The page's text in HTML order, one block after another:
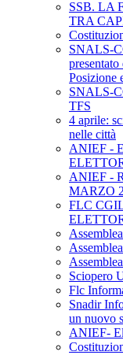
SSB. LA
TRA
SNALS-
Posizione
SNALS-
TFS
4 aprile:
nelle città
ANIEF -
ANIEF -
MARZO
FLC
Sciopero
Flc
Snadir
un nuovo
ANIEF-